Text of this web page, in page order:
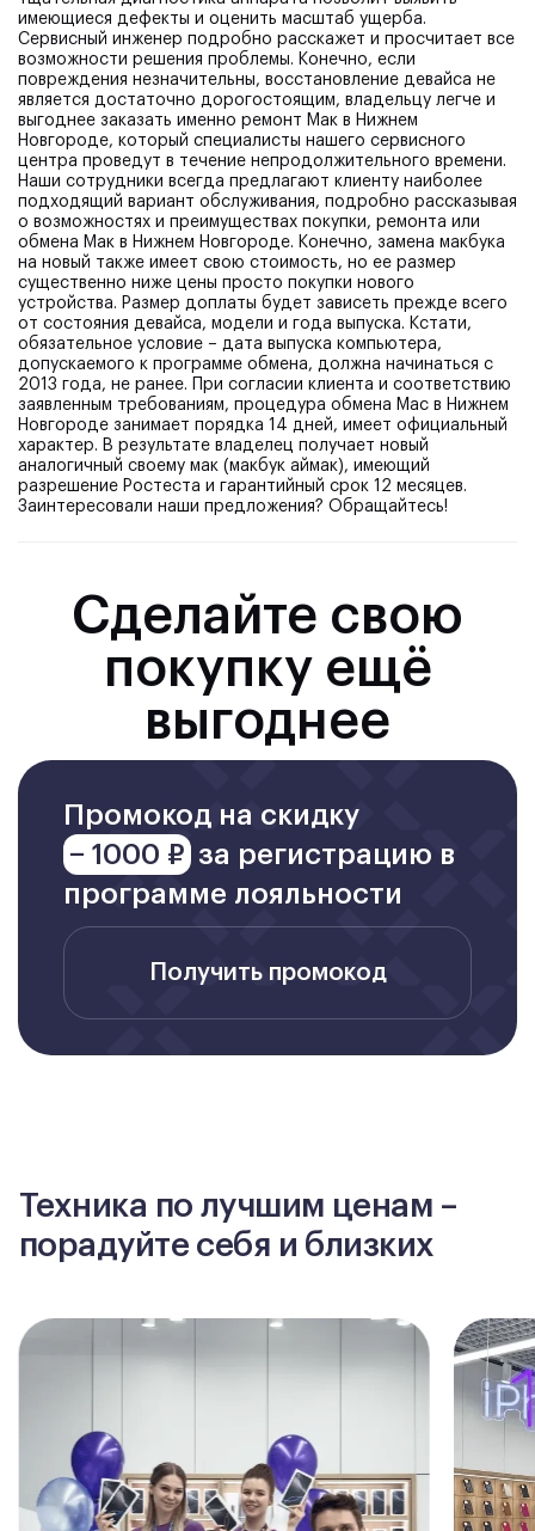
имеющиеся дефекты и оценить масштаб ущерба.
Сервисный инженер подробно расскажет и просчитает все
возможности решения проблемы. Конечно, если
повреждения незначительны, восстановление девайса не
является достаточно дорогостоящим, владельцу легче и
выгоднее заказать именно ремонт Мак в Нижнем
Новгороде, который специалисты нашего сервисного
центра проведут в течение непродолжительного времени.
Наши сотрудники всегда предлагают клиенту наиболее
подходящий вариант обслуживания, подробно рассказывая
о возможностях и преимуществах покупки, ремонта или
обмена Мак в Нижнем Новгороде. Конечно, замена макбука
на новый также имеет свою стоимость, но ее размер
существенно ниже цены просто покупки нового
устройства. Размер доплаты будет зависеть прежде всего
от состояния девайса, модели и года выпуска. Кстати,
обязательное условие – дата выпуска компьютера,
допускаемого к программе обмена, должна начинаться с
2013 года, не ранее. При согласии клиента и соответствию
заявленным требованиям, процедура обмена Mac в Нижнем
Новгороде занимает порядка 14 дней, имеет официальный
характер. В результате владелец получает новый
аналогичный своему мак (макбук аймак), имеющий
разрешение Ростеста и гарантийный срок 12 месяцев.
Заинтересовали наши предложения? Обращайтесь!
Сделайте свою
покупку ещё
выгоднее
Промокод на скидку
− 1000 ₽ за регистрацию в
программе лояльности
Получить промокод
Техника по лучшим ценам –
порадуйте себя и близких